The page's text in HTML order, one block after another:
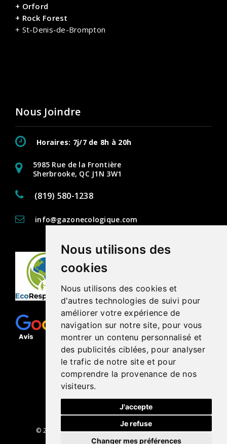
Nous utilisons des
cookies
Nous utilisons des cookies et
d'autres technologies de suivi pour
améliorer votre expérience de
navigation sur notre site, pour vous
montrer un contenu personnalisé et
des publicités ciblées, pour analyser
le trafic de notre site et pour
comprendre la provenance de nos
visiteurs.
J'accepte
Je refuse
Changer mes préférences
+ Orford
+ Rock Forest
+ St-Denis-de-Brompton
Nous Joindre
Horaires: 7j/7 de 8h à 20h
5985 Rue de la Frontière
Sherbrooke, QC J1N 3W1
(819) 580-1238
info@gazonecologique.com
© 2026 Gazon Écologique DJ | Tous droits réservés